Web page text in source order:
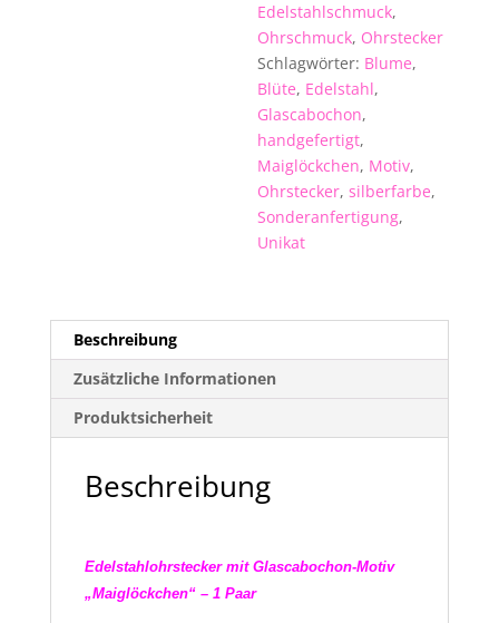
Edelstahlschmuck,
Ohrschmuck, Ohrstecker
Schlagwörter: Blume,
Blüte, Edelstahl,
Glascabochon,
handgefertigt,
Maiglöckchen, Motiv,
Ohrstecker,silberfarbe,
Sonderanfertigung,
Unikat
Beschreibung
Zusätzliche Informationen
Produktsicherheit
Beschreibung
Edelstahlohrstecker mit Glascabochon-Motiv
„Maiglöckchen“ – 1 Paar